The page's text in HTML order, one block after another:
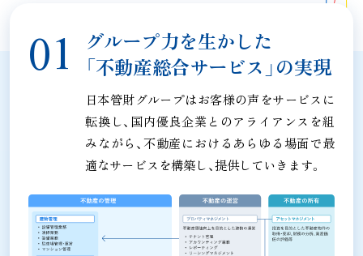
グループ力を生かした
「不動産総合サービス」の実現
日本管財グループはお客様の声をサービスに
転換し、国内優良企業とのアライアンスを組
みながら、 不動産におけるあらゆる場面で最
適なサービスを構築し、提供していきます。